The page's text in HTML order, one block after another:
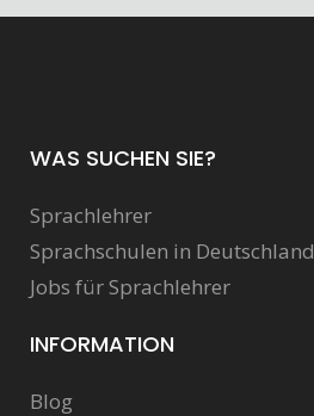
WAS SUCHEN SIE?
Sprachlehrer
Sprachschulen in Deutschland
Jobs für Sprachlehrer
INFORMATION
Blog